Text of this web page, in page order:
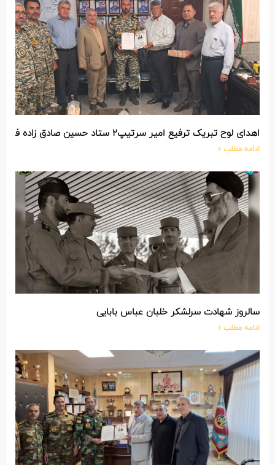
اهدای لوح تبریک ترفیع امیر سرتیپ۲ ستاد حسین صادق زاده فرمانده تیپ ۲۵ واکنش سریع شهید آبگون نزاجا مستقر در تبریز
ادامه مطلب »
سالروز شهادت سرلشکر خلبان عباس بابایی
ادامه مطلب »